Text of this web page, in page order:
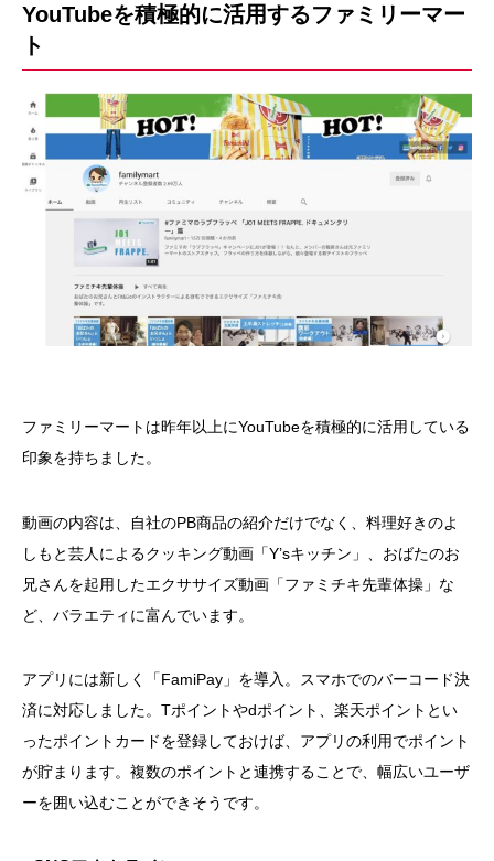
YouTubeを積極的に活用するファミリーマー
ト
ファミリーマートは昨年以上にYouTubeを積極的に活用している
印象を持ちました。
動画の内容は、自社のPB商品の紹介だけでなく、料理好きのよ
しもと芸人によるクッキング動画「Y’sキッチン」、おばたのお
兄さんを起用したエクササイズ動画「ファミチキ先輩体操」な
ど、バラエティに富んでいます。
アプリには新しく「FamiPay」を導入。スマホでのバーコード決
済に対応しました。Tポイントやdポイント、楽天ポイントとい
ったポイントカードを登録しておけば、アプリの利用でポイント
が貯まります。複数のポイントと連携することで、幅広いユーザ
ーを囲い込むことができそうです。